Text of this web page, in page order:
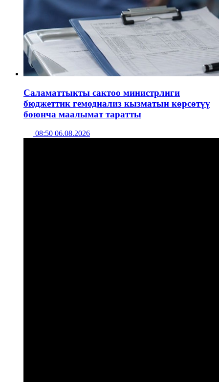
Саламаттыкты сактоо министрлиги
бюджеттик гемодиализ кызматын көрсөтүү
боюнча маалымат таратты
08:50 06.08.2026